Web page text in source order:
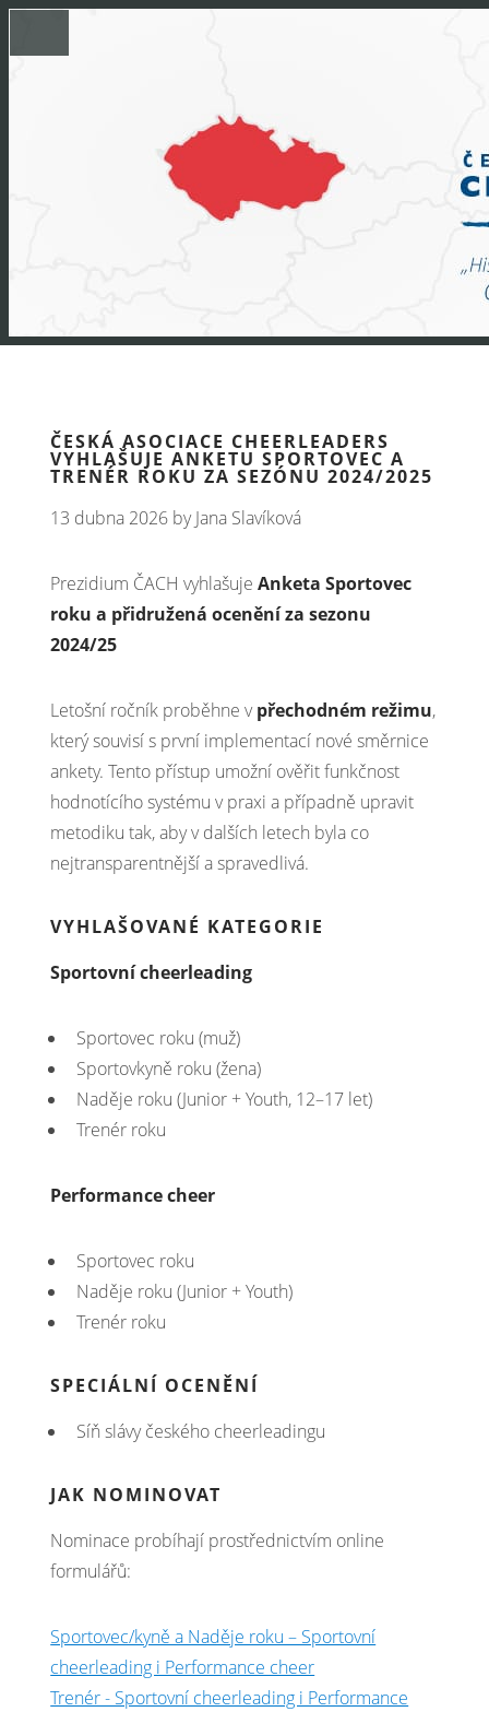
ČESKÁ ASOCIACE CHEERLEADERS
VYHLAŠUJE ANKETU SPORTOVEC A
TRENÉR ROKU ZA SEZÓNU 2024/2025
13 dubna 2026 byJana Slavíková
Prezidium ČACH vyhlašujeAnketa Sportovec
roku a přidružená ocenění za sezonu
2024/25
Letošní ročník proběhne vpřechodném režimu,
který souvisí s první implementací nové směrnice
ankety. Tento přístup umožní ověřit funkčnost
hodnotícího systému v praxi a případně upravit
metodiku tak, aby v dalších letech byla co
nejtransparentnější a spravedlivá.
VYHLAŠOVANÉ KATEGORIE
Sportovní cheerleading
Sportovec roku (muž)
Sportovkyně roku (žena)
Naděje roku (Junior + Youth, 12–17 let)
Trenér roku
Performance cheer
Sportovec roku
Naděje roku (Junior + Youth)
Trenér roku
SPECIÁLNÍ OCENĚNÍ
Síň slávy českého cheerleadingu
JAK NOMINOVAT
Nominace probíhají prostřednictvím online
formulářů:
Sportovec/kyně a Naděje roku – Sportovní
cheerleading i Performance cheer
Trenér - Sportovní cheerleading i Performance